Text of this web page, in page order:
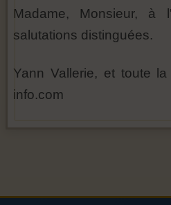
Madame, Monsieur, à
salutations distinguées.
Yann Vallerie, et toute
info.com